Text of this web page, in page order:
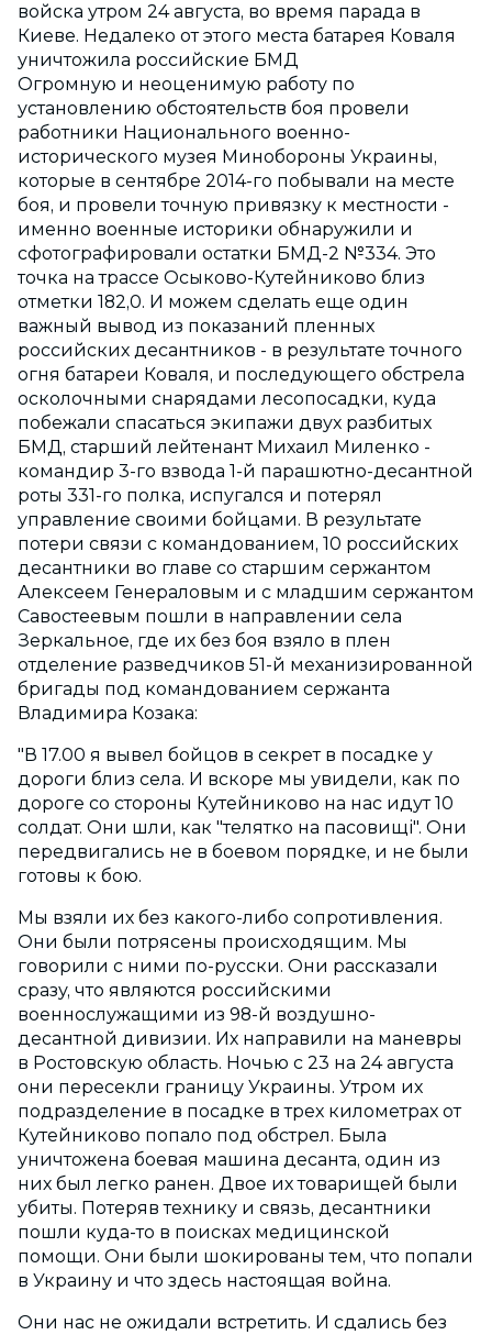
войска утром 24 августа, во время парада в
Киеве. Недалеко от этого места батарея Коваля
уничтожила российские БМД
Огромную и неоценимую работу по
установлению обстоятельств боя провели
работники Национального военно-
исторического музея Минобороны Украины,
которые в сентябре 2014-го побывали на месте
боя, и провели точную привязку к местности -
именно военные историки обнаружили и
сфотографировали остатки БМД-2 №334. Это
точка на трассе Осыково-Кутейниково близ
отметки 182,0. И можем сделать еще один
важный вывод из показаний пленных
российских десантников - в результате точного
огня батареи Коваля, и последующего обстрела
осколочными снарядами лесопосадки, куда
побежали спасаться экипажи двух разбитых
БМД, старший лейтенант Михаил Миленко -
командир 3-го взвода 1-й парашютно-десантной
роты 331-го полка, испугался и потерял
управление своими бойцами. В результате
потери связи с командованием, 10 российских
десантники во главе со старшим сержантом
Алексеем Генераловым и с младшим сержантом
Савостеевым пошли в направлении села
Зеркальное, где их без боя взяло в плен
отделение разведчиков 51-й механизированной
бригады под командованием сержанта
Владимира Козака:
"В 17.00 я вывел бойцов в секрет в посадке у
дороги близ села. И вскоре мы увидели, как по
дороге со стороны Кутейниково на нас идут 10
солдат. Они шли, как "телятко на пасовищі". Они
передвигались не в боевом порядке, и не были
готовы к бою.
Мы взяли их без какого-либо сопротивления.
Они были потрясены происходящим. Мы
говорили с ними по-русски. Они рассказали
сразу, что являются российскими
военнослужащими из 98-й воздушно-
десантной дивизии. Их направили на маневры
в Ростовскую область. Ночью с 23 на 24 августа
они пересекли границу Украины. Утром их
подразделение в посадке в трех километрах от
Кутейниково попало под обстрел. Была
уничтожена боевая машина десанта, один из
них был легко ранен. Двое их товарищей были
убиты. Потеряв технику и связь, десантники
пошли куда-то в поисках медицинской
помощи. Они были шокированы тем, что попали
в Украину и что здесь настоящая война.
Они нас не ожидали встретить. И сдались без